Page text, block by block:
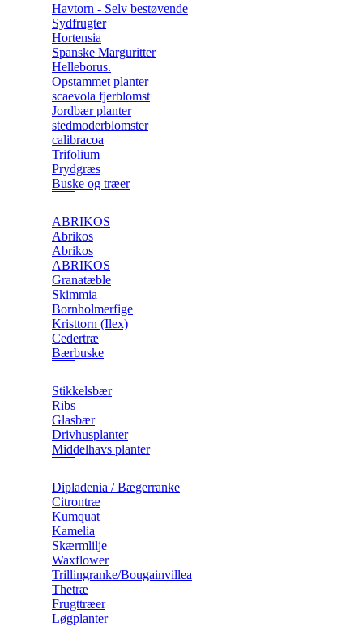
Havtorn - Selv bestøvende
Sydfrugter
Hortensia
Spanske Marguritter
Helleborus.
Opstammet planter
scaevola fjerblomst
Jordbær planter
stedmoderblomster
calibracoa
Trifolium
Prydgræs
Buske og træer
ABRIKOS
Abrikos
Abrikos
ABRIKOS
Granatæble
Skimmia
Bornholmerfige
Kristtorn (Ilex)
Cedertræ
Bærbuske
Stikkelsbær
Ribs
Glasbær
Drivhusplanter
Middelhavs planter
Dipladenia / Bægerranke
​Citrontræ
Kumquat
​Kamelia
Skærmlilje
Waxflower
​Trillingranke/Bougainvillea
Thetræ
Frugttræer
Løgplanter